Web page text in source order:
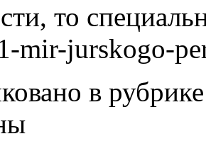
то
mir-jurskogo-
в